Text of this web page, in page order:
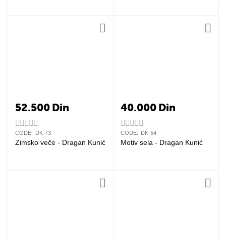
52.500 Din
CODE: DK-73
Zimsko veče - Dragan Kunić
40.000 Din
CODE: DK-54
Motiv sela - Dragan Kunić